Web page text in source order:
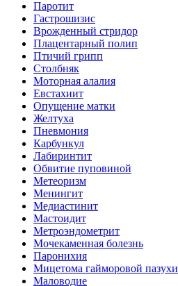
Паротит
Гастрошизис
Врожденный стридор
Плацентарный полип
Птичий грипп
Столбняк
Моторная алалия
Евстахиит
Опущение матки
Желтуха
Пневмония
Карбункул
Лабиринтит
Обвитие пуповиной
Метеоризм
Менингит
Медиастинит
Мастоидит
Метроэндометрит
Мочекаменная болезнь
Паронихия
Мицетома гайморовой пазухи
Маловодие